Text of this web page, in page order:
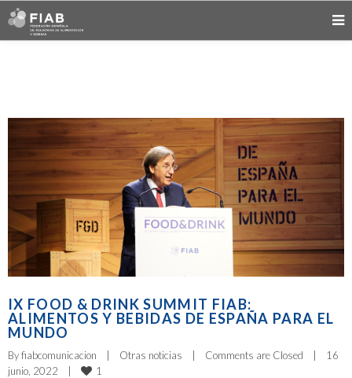
IX FOOD & DRINK SUMMIT FIAB:
ALIMENTOS Y BEBIDAS DE ESPAÑA PARA EL
MUNDO
By fiabcomunicacion Otras noticias Comments are Closed
16
junio, 2022
1